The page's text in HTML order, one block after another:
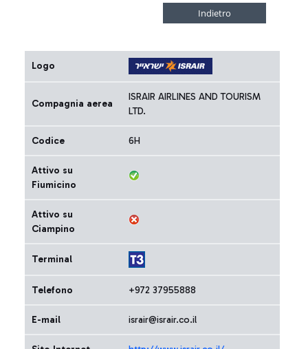
Logo
Compagnia aerea
ISRAIR AIRLINES AND TOURISM
LTD.
Codice 6H
Attivo su
Fiumicino
Attivo su
Ciampino
Terminal
Telefono +972 37955888
E-mail israir@israir.co.il